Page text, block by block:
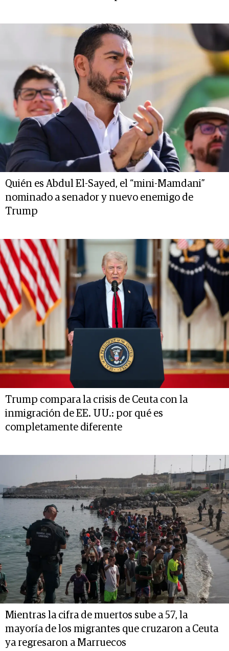
Quién es Abdul El-Sayed, el “mini-Mamdani”
nominado a senador y nuevo enemigo de
Trump
Trump compara la crisis de Ceuta con la
inmigración de EE. UU.: por qué es
completamente diferente
Mientras la cifra de muertos sube a 57, la
mayoría de los migrantes que cruzaron a Ceuta
ya regresaron a Marruecos